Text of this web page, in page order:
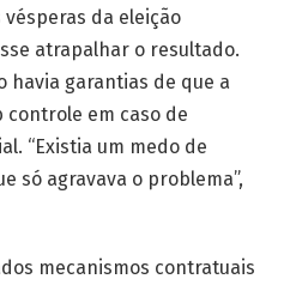
da eleição
atrapalhar o resultado.
havia garantias de que a
em caso de
“Existia um medo de
só agravava o problema”,
mecanismos contratuais